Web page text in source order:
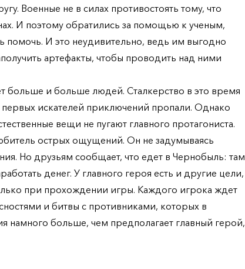
Военные не в силах противостоять тому, что
И поэтому обратились за помощью к ученым,
помочь. И это неудивительно, ведь им выгодно
артефакты, чтобы проводить над ними
больше и больше людей. Сталкерство в это время
первых искателей приключений пропали. Однако
вещи не пугают главного протагониста.
острых ощущений. Он не задумываясь
Но друзьям сообщает, что едет в Чернобыль: там
денег. У главного героя есть и другие цели,
при прохождении игры. Каждого игрока ждет
и битвы с противниками, которых в
намного больше, чем предполагает главный герой,